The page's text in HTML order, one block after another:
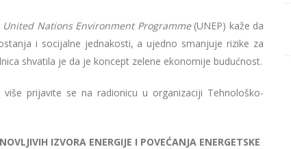
United Nations Environment Programme(UNEP) kaže da
i socijalne jednakosti, a ujedno smanjuje rizike za
shvatila je da je koncept zelene ekonomije budućnost.
prijavite se na radionicu u organizaciji Tehnološko-
IZVORA ENERGIJE I POVEĆANJA ENERGETSKE